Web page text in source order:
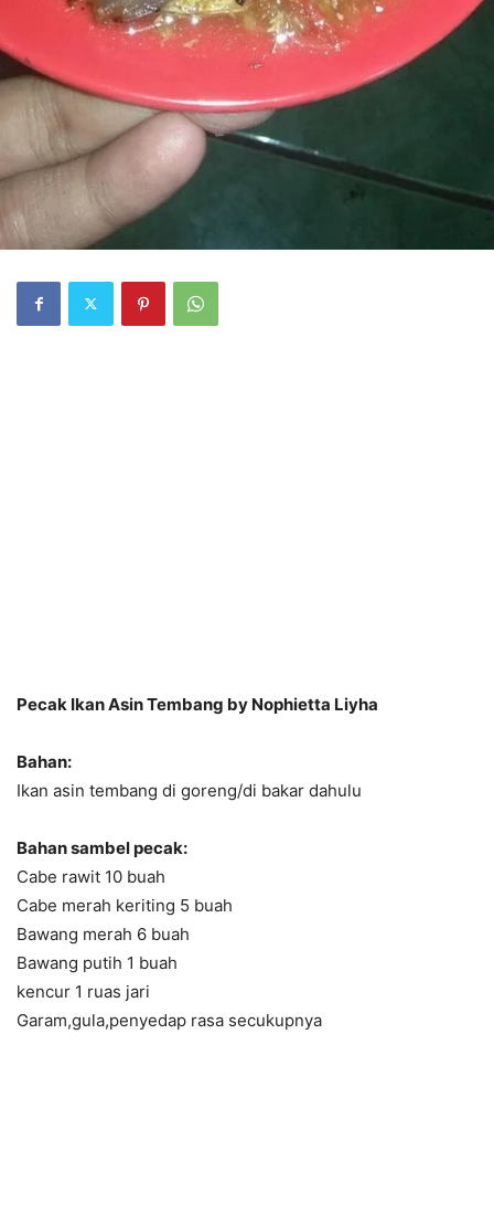
Pecak Ikan Asin Tembang by Nophietta Liyha
Bahan:
Ikan asin tembang di goreng/di bakar dahulu
Bahan sambel pecak:
Cabe rawit 10 buah
Cabe merah keriting 5 buah
Bawang merah 6 buah
Bawang putih 1 buah
kencur 1 ruas jari
Garam,gula,penyedap rasa secukupnya